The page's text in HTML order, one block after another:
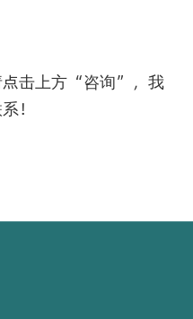
点击上方“咨询”，我
！